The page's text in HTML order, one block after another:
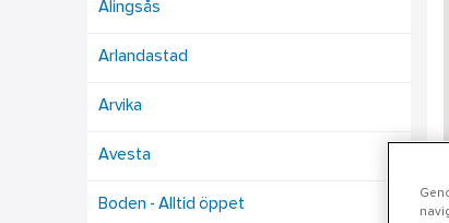
Alingsås
Arlandastad
Arvika
Avesta
Boden - Alltid öppet